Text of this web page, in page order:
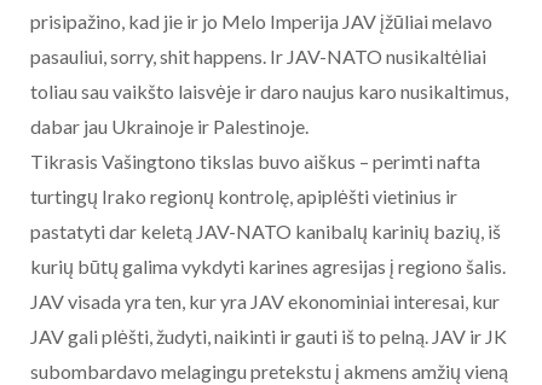
prisipažino, kad jie ir jo Melo Imperija JAV įžūliai melavo
pasauliui, sorry, shit happens. Ir JAV-NATO nusikaltėliai
toliau sau vaikšto laisvėje ir daro naujus karo nusikaltimus,
dabar jau Ukrainoje ir Palestinoje.
Tikrasis Vašingtono tikslas buvo aiškus – perimti nafta
turtingų Irako regionų kontrolę, apiplėšti vietinius ir
pastatyti dar keletą JAV-NATO kanibalų karinių bazių, iš
kurių būtų galima vykdyti karines agresijas į regiono šalis.
JAV visada yra ten, kur yra JAV ekonominiai interesai, kur
JAV gali plėšti, žudyti, naikinti ir gauti iš to pelną. JAV ir JK
subombardavo melagingu pretekstu į akmens amžių vieną